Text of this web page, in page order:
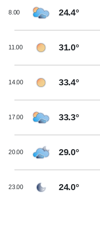
8.00 24.4°
11.00 31.0°
14.00 33.4°
17.00 33.3°
20.00 29.0°
23.00 24.0°